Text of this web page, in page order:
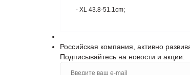
- XL 43.8-51.1cm;
Российская компания, активно
Подписывайтесь на новости и акции: